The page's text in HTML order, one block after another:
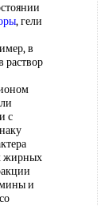
, гели
в
раствор
с
жирных
и
со